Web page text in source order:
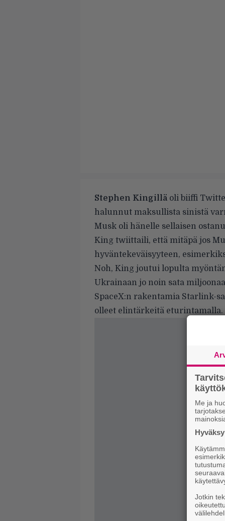
Stephen Kingillä oli biiffi
halunnut maksullista sinistä
Musk oli hänelle sellaisen
King twiittaili, että mitäpä jos
hyväntekeväisyyteen,
Noh, King joutui lopulta
Ukrainaan jo noin sata
SpaceX:n rakentamia Starlink-
olleet elintärkeitä eturintamalla.
Me ja
Jotkin